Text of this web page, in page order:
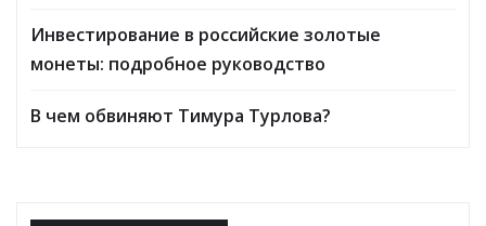
Инвестирование в российские золотые
монеты: подробное руководство
В чем обвиняют Тимура Турлова?